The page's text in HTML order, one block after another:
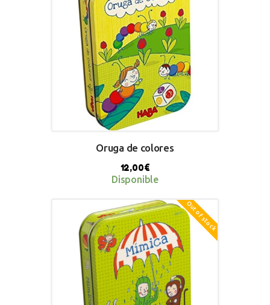
BUY NOW
Oruga de colores
12,00€
Disponible
Out of stock